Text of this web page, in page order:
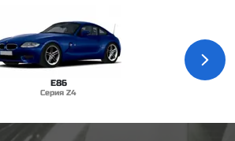
E86
Серия Z4